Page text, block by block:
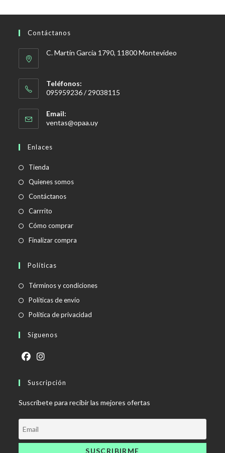
Contáctanos
C. Martín García 1790, 11800 Montevideo
Teléfonos:
095959236 / 29038115
Email:
ventas@opaa.uySe
Enlaces
Tienda
Quienes somos
Contáctanos
Carrrito
Cómo comprar
Finalizar compra
Políticas
Términos y condicionesSe
Políticas de envío
abre
Política de privacidad
Síguenos
abre
una
nueva
pestaña
abre
una
nueva
pestaña
Suscripción
Suscríbete para recibir las mejores ofertas